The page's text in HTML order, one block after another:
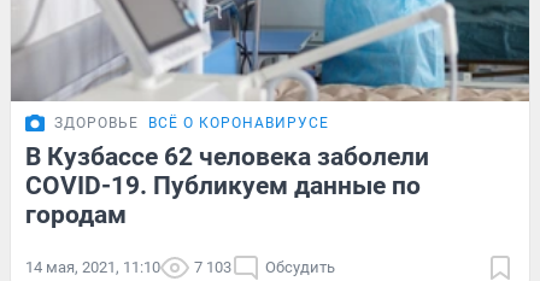
ЗДОРОВЬЕ ВСЁ О КОРОНАВИРУСЕ
В Кузбассе 62 человека заболели
COVID-19. Публикуем данные по
городам
14 мая, 2021, 11:10 7 103 Обсудить